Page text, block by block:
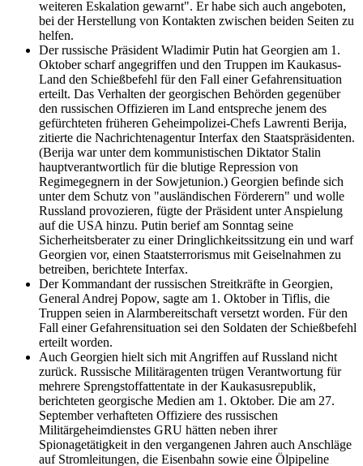
weiteren Eskalation gewarnt". Er habe sich auch angeboten,
bei der Herstellung von Kontakten zwischen beiden Seiten zu
helfen.
Der russische Präsident Wladimir Putin hat Georgien am 1.
Oktober scharf angegriffen und den Truppen im Kaukasus-
Land den Schießbefehl für den Fall einer Gefahrensituation
erteilt. Das Verhalten der georgischen Behörden gegenüber
den russischen Offizieren im Land entspreche jenem des
gefürchteten früheren Geheimpolizei-Chefs Lawrenti Berija,
zitierte die Nachrichtenagentur Interfax den Staatspräsidenten.
(Berija war unter dem kommunistischen Diktator Stalin
hauptverantwortlich für die blutige Repression von
Regimegegnern in der Sowjetunion.) Georgien befinde sich
unter dem Schutz von "ausländischen Förderern" und wolle
Russland provozieren, fügte der Präsident unter Anspielung
auf die USA hinzu. Putin berief am Sonntag seine
Sicherheitsberater zu einer Dringlichkeitssitzung ein und warf
Georgien vor, einen Staatsterrorismus mit Geiselnahmen zu
betreiben, berichtete Interfax.
Der Kommandant der russischen Streitkräfte in Georgien,
General Andrej Popow, sagte am 1. Oktober in Tiflis, die
Truppen seien in Alarmbereitschaft versetzt worden. Für den
Fall einer Gefahrensituation sei den Soldaten der Schießbefehl
erteilt worden.
Auch Georgien hielt sich mit Angriffen auf Russland nicht
zurück. Russische Militäragenten trügen Verantwortung für
mehrere Sprengstoffattentate in der Kaukasusrepublik,
berichteten georgische Medien am 1. Oktober. Die am 27.
September verhafteten Offiziere des russischen
Militärgeheimdienstes GRU hätten neben ihrer
Spionagetätigkeit in den vergangenen Jahren auch Anschläge
auf Stromleitungen, die Eisenbahn sowie eine Ölpipeline